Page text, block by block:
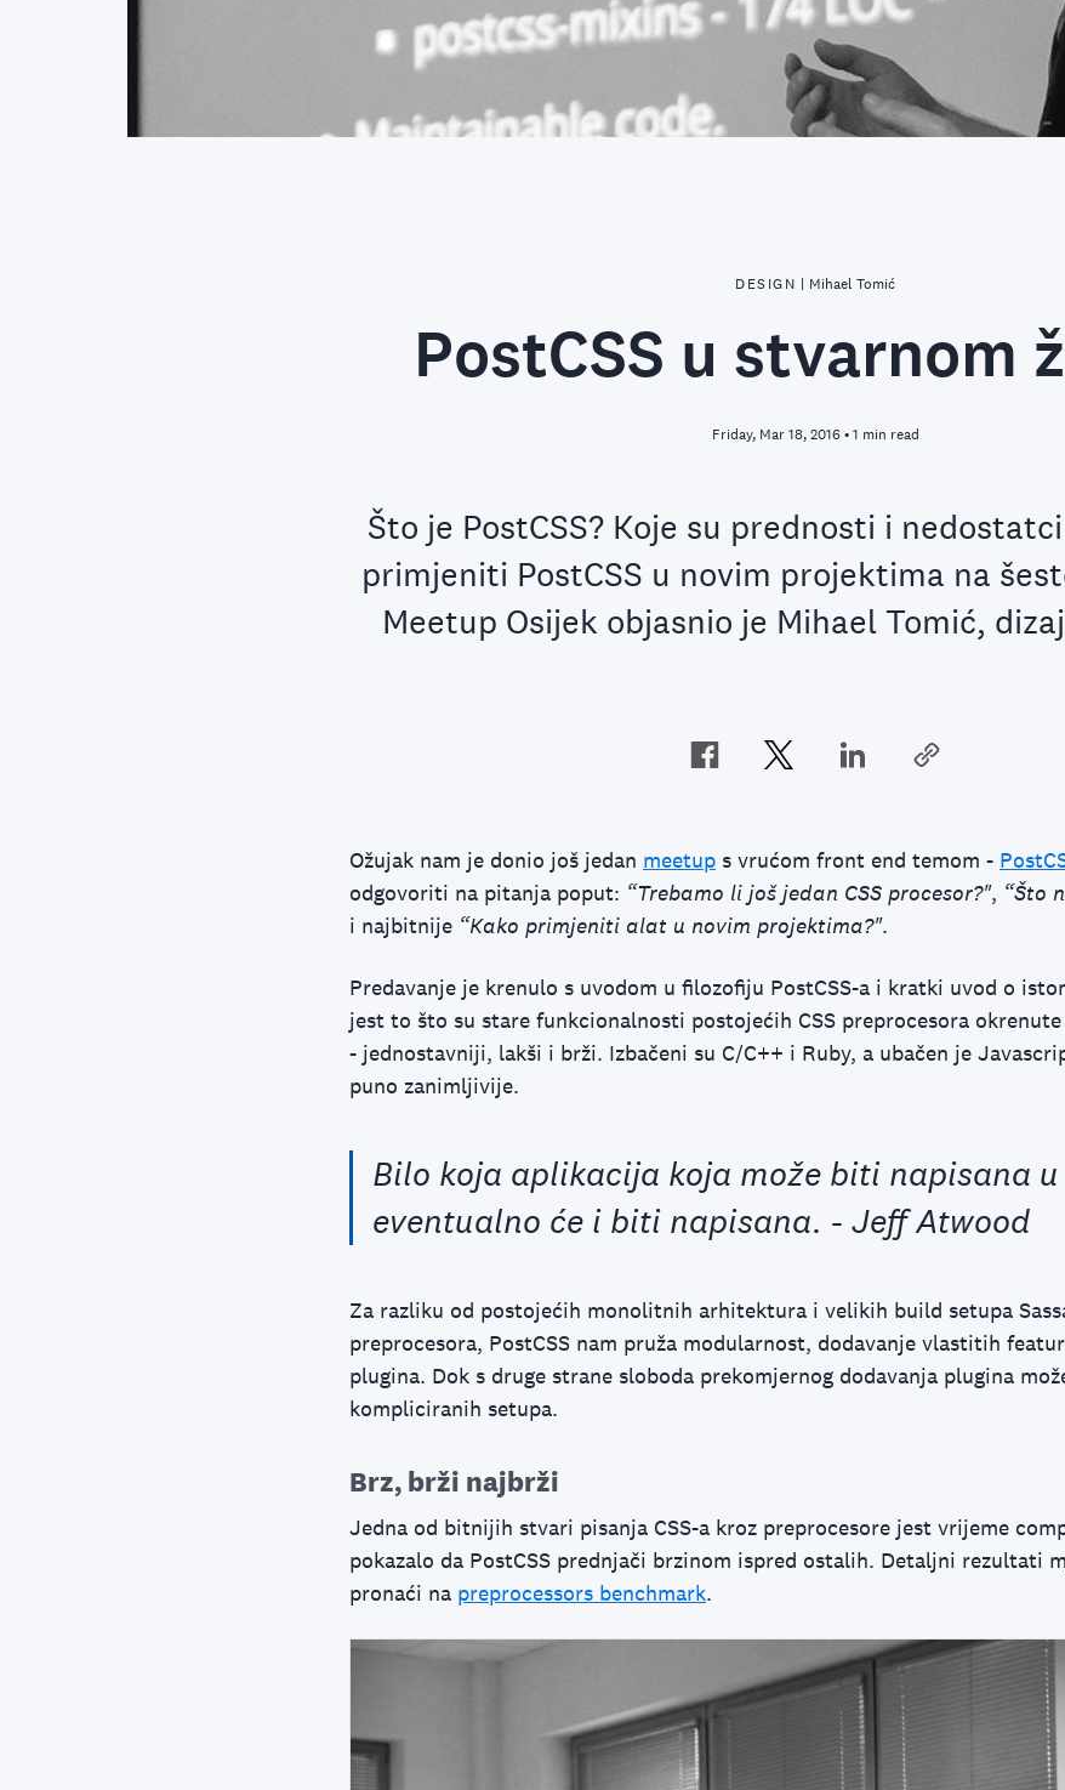
DESIGN | Mihael Tomić
PostCSS u stvarnom
Friday, Mar 18, 2016 • 1 min read
Što je PostCSS? Koje su prednosti i
primjeniti PostCSS u novim projektima na
Meetup Osijek objasnio je Mihael Tomić,
Ožujak nam je donio još jedan meetup s vrućom front end temom -
odgovoriti na pitanja poput: “Trebamo li još jedan CSS procesor?", “Što
i najbitnije “Kako primjeniti alat u novim projektima?".
Predavanje je krenulo s uvodom u filozofiju PostCSS-a i kratki uvod o
jest to što su stare funkcionalnosti postojećih CSS preprocesora
- jednostavniji, lakši i brži. Izbačeni su C/C++ i Ruby, a ubačen je
puno zanimljivije.
Bilo koja aplikacija koja može biti napisana
eventualno će i biti napisana. - Jeff Atwood
Za razliku od postojećih monolitnih arhitektura i velikih build setupa
preprocesora, PostCSS nam pruža modularnost, dodavanje vlastitih
plugina. Dok s druge strane sloboda prekomjernog dodavanja plugina
kompliciranih setupa.
Brz, brži najbrži
Jedna od bitnijih stvari pisanja CSS-a kroz preprocesore jest vrijeme
pokazalo da PostCSS prednjači brzinom ispred ostalih. Detaljni rezultati
pronaći na preprocessors benchmark.